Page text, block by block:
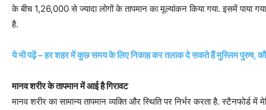
के बीच 1,26,000 से ज्‍यादा लोगों के तापमान का मूल्यांकन किया गया. इसमें पाया
है.
ये भी पढ़ें – हर शहर में कुछ समय के लिए निकाह कर तलाक दे सकते हैं मुस्लिम पुरुष,
मानव शरीर के तापमान में आई है गिरावट
मानव शरीर का सामान्य तापमान व्यक्ति और स्थिति पर निर्भर करता है. स्टैनफोर्ड में